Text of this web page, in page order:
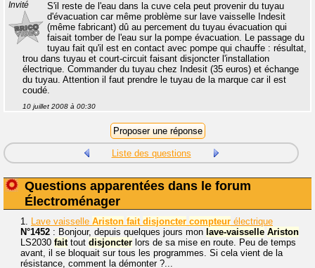
Invité
S'il reste de l'eau dans la cuve cela peut provenir du tuyau
d'évacuation car même problème sur lave vaisselle Indesit
(même fabricant) dû au percement du tuyau évacuation qui
faisait tomber de l'eau sur la pompe évacuation. Le passage du
tuyau fait qu'il est en contact avec pompe qui chauffe : résultat,
trou dans tuyau et court-circuit faisant disjoncter l'installation
électrique. Commander du tuyau chez Indesit (35 euros) et échange
du tuyau. Attention il faut prendre le tuyau de la marque car il est
coudé.
10 juillet 2008 à 00:30
Liste des questions
Questions apparentées dans le forum
Électroménager
1. Lave vaisselle Ariston fait disjoncter compteur électrique
N°1452 : Bonjour, depuis quelques jours mon lave-vaisselle Ariston
LS2030 faittout disjoncter lors de sa mise en route. Peu de temps
avant, il se bloquait sur tous les programmes. Si cela vient de la
résistance, comment la démonter ?...